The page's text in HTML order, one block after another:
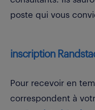
poste qui vous
inscription
Pour recevoir en
correspondent à